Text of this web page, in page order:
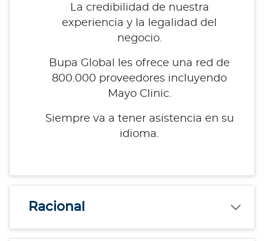
La credibilidad de nuestra
experiencia y la legalidad del
negocio.
Bupa Global les ofrece una red de
800.000 proveedores incluyendo
Mayo Clinic.
Siempre va a tener asistencia en su
idioma.
Racional